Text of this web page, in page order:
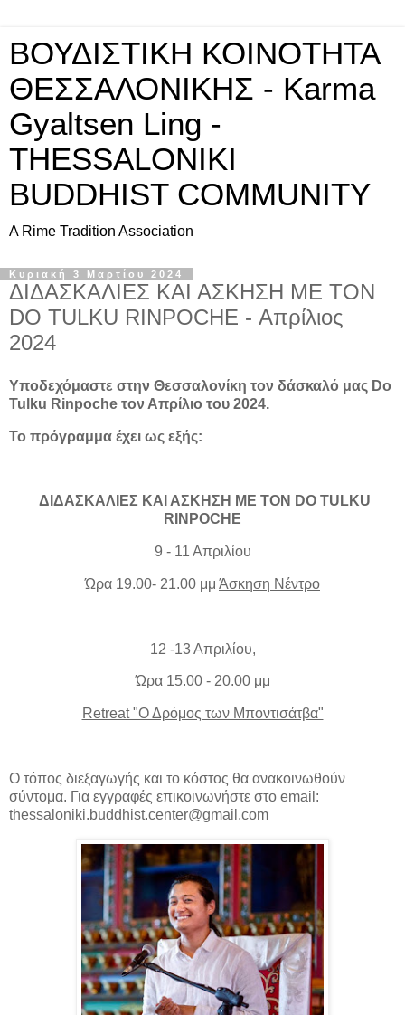
ΒΟΥΔΙΣΤΙΚΗ ΚΟΙΝΟΤΗΤΑ
ΘΕΣΣΑΛΟΝΙΚΗΣ - Karma
Gyaltsen Ling -
THESSALONIKI
BUDDHIST COMMUNITY
A Rime Tradition Association
Κυριακή 3 Μαρτίου 2024
ΔΙΔΑΣΚΑΛΙΕΣ ΚΑΙ ΑΣΚΗΣΗ ΜΕ ΤΟΝ
DO TULKU RINPOCHE - Απρίλιος
2024
Υποδεχόμαστε στην Θεσσαλονίκη τον δάσκαλό μας Do
Tulku Rinpoche τον Απρίλιο του 2024.
Το πρόγραμμα έχει ως εξής:
ΔΙΔΑΣΚΑΛΙΕΣ ΚΑΙ ΑΣΚΗΣΗ ΜΕ ΤΟΝ DO TULKU
RINPOCHE
9 - 11 Απριλίου
Ώρα 19.00- 21.00 μμ Άσκηση Νέντρο
12 -13 Απριλίου,
Ώρα 15.00 - 20.00 μμ
Retreat "Ο Δρόμος των Μποντισάτβα"
Ο τόπος διεξαγωγής και το κόστος θα ανακοινωθούν
σύντομα. Για εγγραφές επικοινωνήστε στο email:
thessaloniki.buddhist.center@gmail.com